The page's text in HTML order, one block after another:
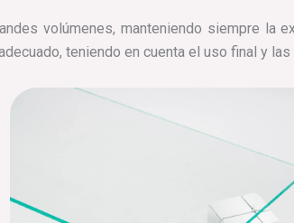
volúmenes, manteniendo siempre la
teniendo en cuenta el uso final y